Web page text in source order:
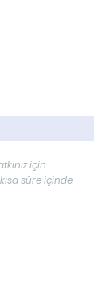
için
süre içinde